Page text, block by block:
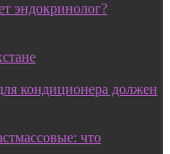
эндокринолог?
кондиционера должен
что